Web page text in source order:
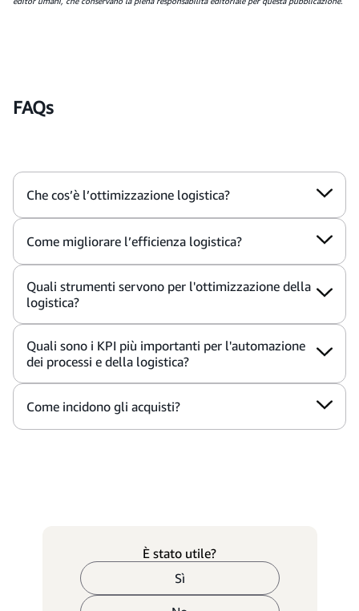
FAQs
Che cos’è l’ottimizzazione logistica?
Come migliorare l’efficienza logistica?
Quali strumenti servono per l'ottimizzazione della
logistica?
Quali sono i KPI più importanti per l'automazione
dei processi e della logistica?
Come incidono gli acquisti?
È stato utile?
Sì